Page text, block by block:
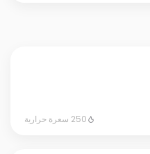
250 سعرة حرارية